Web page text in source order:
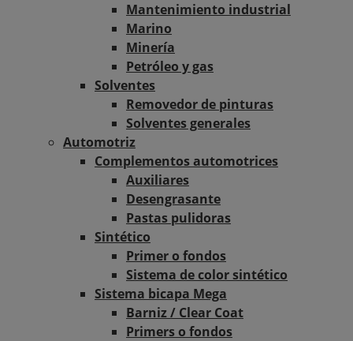
Mantenimiento industrial
Marino
Minería
Petróleo y gas
Solventes
Removedor de pinturas
Solventes generales
Automotriz
Complementos automotrices
Auxiliares
Desengrasante
Pastas pulidoras
Sintético
Primer o fondos
Sistema de color sintético
Sistema bicapa Mega
Barniz / Clear Coat
Primers o fondos